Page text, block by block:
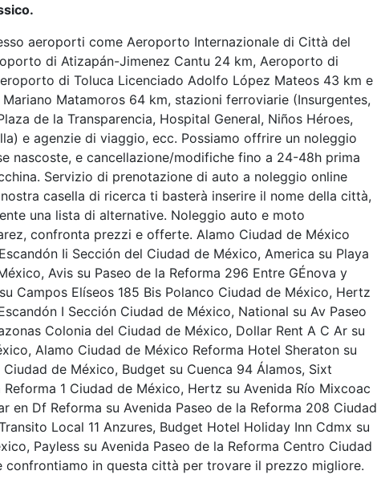
aeroporti come Aeroporto Internazionale di Città del
di Atizapán-Jimenez Cantu 24 km, Aeroporto di
di Toluca Licenciado Adolfo López Mateos 43 km e
Matamoros 64 km, stazioni ferroviarie (Insurgentes,
de la Transparencia, Hospital General, Niños Héroes,
e agenzie di viaggio, ecc. Possiamo offrire un noleggio
nascoste, e cancellazione/modifiche fino a 24-48h prima
Servizio di prenotazione di auto a noleggio online
casella di ricerca ti basterà inserire il nome della città,
una lista di alternative. Noleggio auto e moto
confronta prezzi e offerte. Alamo Ciudad de México
Ii Sección del Ciudad de México, America su Playa
Avis su Paseo de la Reforma 296 Entre GÉnova y
Campos Elíseos 185 Bis Polanco Ciudad de México, Hertz
I Sección Ciudad de México, National su Av Paseo
Colonia del Ciudad de México, Dollar Rent A C Ar su
Alamo Ciudad de México Reforma Hotel Sheraton su
de México, Budget su Cuenca 94 Álamos, Sixt
1 Ciudad de México, Hertz su Avenida Río Mixcoac
en Df Reforma su Avenida Paseo de la Reforma 208 Ciudad
Local 11 Anzures, Budget Hotel Holiday Inn Cdmx su
Payless su Avenida Paseo de la Reforma Centro Ciudad
confrontiamo in questa città per trovare il prezzo migliore.